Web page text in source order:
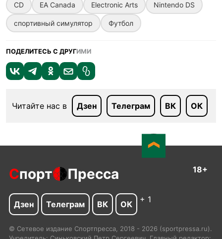
CD EA Canada Electronic Arts Nintendo DS
спортивный симулятор Футбол
ПОДЕЛИТЕСЬ С ДРУГИМИ
Читайте нас в Дзен Телеграм ВК ОК
Спорт Пресса 18+
Дзен Телеграм ВК ОК + 1
© Сетевое издание Спортпресса, 2018 - 2026 (sportpressa.ru).